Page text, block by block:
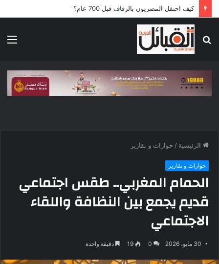
كيف احتفل المصريون بالزفاف قبل 700 عام؟
عن
الرئيسية / حوارات و تقارير
حوارات و تقارير
الحمام المغربي.. طقس اجتماعي
قديم يجمع بين النظافة واللقاء
الاجتماعي
30 مايو، 2026 0
19 دقيقة واحدة